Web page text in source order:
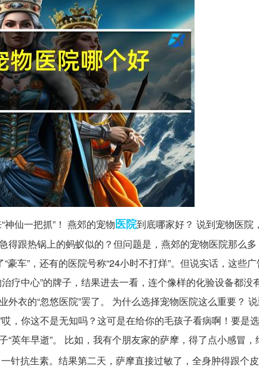
仙一把抓”！ 燕郊的宠物医院到底哪家好？ 说到宠物医院
得跟热锅上的蚂蚁似的？但问题是，燕郊的宠物医院那么
豪车”，还有的医院号称“24小时不打烊”。但说实话，这些
疗中心”的牌子，结果进去一看，连个像样的化验设备都没
衣的“忽悠医院”罢了。 为什么选择宠物医院这么重要？
，你这不是无知吗？这可是在给你的毛孩子看病啊！要是
英年早逝”。 比如，我有个朋友家的萨摩，得了点小感冒，
针抗生素。结果第二天，萨摩直接过敏了，全身肿得跟个